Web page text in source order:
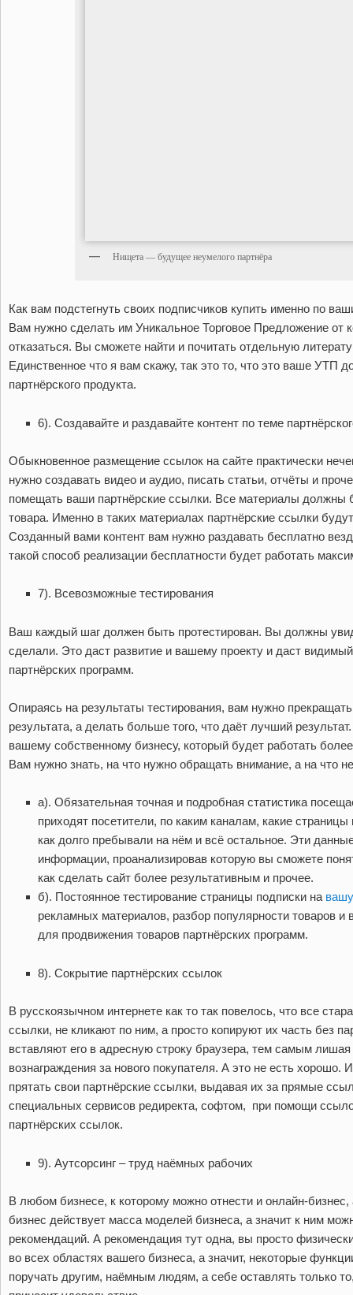
Нищета — будущее неумелого партнёра
Как вам подстегнуть своих подписчиков купить именно по
Вам нужно сделать им Уникальное Торговое Предложение от
отказаться. Вы сможете найти и почитать отдельную
Единственное что я вам скажу, так это то, что это ваше УТП
партнёрского продукта.
6). Создавайте и раздавайте контент по теме
Обыкновенное размещение ссылок на сайте практически
нужно создавать видео и аудио, писать статьи, отчёты и
помещать ваши партнёрские ссылки. Все материалы должны
товара. Именно в таких материалах партнёрские ссылки
Созданный вами контент вам нужно раздавать бесплатно
такой способ реализации бесплатности будет работать
7). Всевозможные тестирования
Ваш каждый шаг должен быть протестирован. Вы должны
сделали. Это даст развитие и вашему проекту и даст
партнёрских программ.
Опираясь на результаты тестирования, вам нужно
результата, а делать больше того, что даёт лучший
вашему собственному бизнесу, который будет работать
Вам нужно знать, на что нужно обращать внимание, а на что
а). Обязательная точная и подробная статистика
приходят посетители, по каким каналам, какие
как долго пребывали на нём и всё остальное. Эти
информации, проанализировав которую вы сможете
как сделать сайт более результативным и прочее.
б). Постоянное тестирование страницы подписки на
рекламных материалов, разбор популярности товаров и
для продвижения товаров партнёрских программ.
8). Сокрытие партнёрских ссылок
В русскоязычном интернете как то так повелось, что все
ссылки, не кликают по ним, а просто копируют их часть без
вставляют его в адресную строку браузера, тем самым лишая
вознаграждения за нового покупателя. А это не есть хорошо.
прятать свои партнёрские ссылки, выдавая их за прямые
специальных сервисов редиректа, софтом, при помощи
партнёрских ссылок.
9). Аутсорсинг – труд наёмных рабочих
В любом бизнесе, к которому можно отнести и онлайн-бизнес,
бизнес действует масса моделей бизнеса, а значит к ним
рекомендаций. А рекомендация тут одна, вы просто
во всех областях вашего бизнеса, а значит, некоторые
поручать другим, наёмным людям, а себе оставлять только